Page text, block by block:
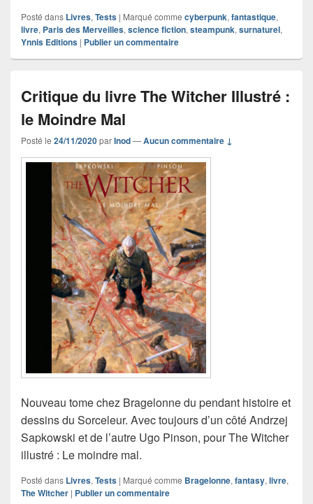
Posté dans Livres, Tests | Marqué comme cyberpunk, fantastique,
livre, Paris des Merveilles, science fiction, steampunk, surnaturel,
Ynnis Editions | Publier un commentaire
Critique du livre The Witcher Illustré :
le Moindre Mal
Posté le 24/11/2020parInod—Aucun commentaire ↓
Nouveau tome chez Bragelonne du pendant histoire et
dessins du Sorceleur. Avec toujours d’un côté Andrzej
Sapkowski et de l’autre Ugo Pinson, pour The Witcher
illustré : Le moindre mal.
Posté dans Livres, Tests | Marqué comme Bragelonne, fantasy, livre,
The Witcher | Publier un commentaire